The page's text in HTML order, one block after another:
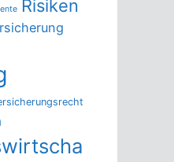
Risiken